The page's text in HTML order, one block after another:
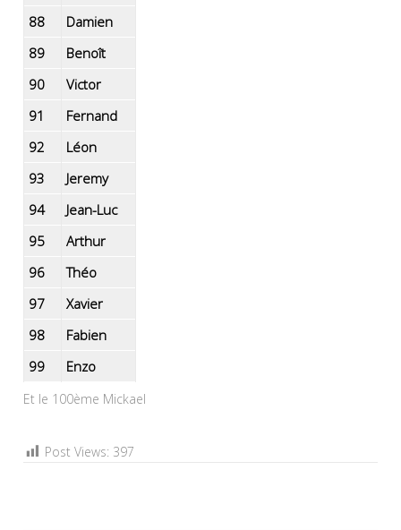
88
Damien
89
Benoît
90
Victor
91
Fernand
92
Léon
93
Jeremy
94
Jean-Luc
95
Arthur
96
Théo
97
Xavier
98
Fabien
99
Enzo
Et le 100ème Mickael
Post Views: 397